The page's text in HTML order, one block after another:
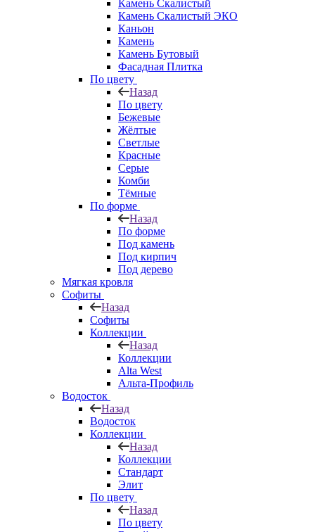
Камень Скалистый
Камень Скалистый ЭКО
Каньон
Камень
Камень Бутовый
Фасадная Плитка
По цвету
Назад
По цвету
Бежевые
Жёлтые
Светлые
Красные
Серые
Комби
Тёмные
По форме
Назад
По форме
Под камень
Под кирпич
Под дерево
Мягкая кровля
Софиты
Назад
Софиты
Коллекции
Назад
Коллекции
Alta West
Альта-Профиль
Водосток
Назад
Водосток
Коллекции
Назад
Коллекции
Стандарт
Элит
По цвету
Назад
По цвету